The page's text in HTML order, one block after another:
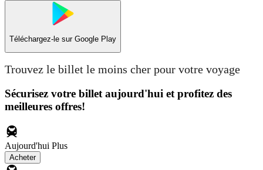
Téléchargez-le sur Google Play
Trouvez le billet le moins cher pour votre voyage
Sécurisez votre billet aujourd'hui et profitez des
meilleures offres!
Aujourd'hui Plus
Acheter